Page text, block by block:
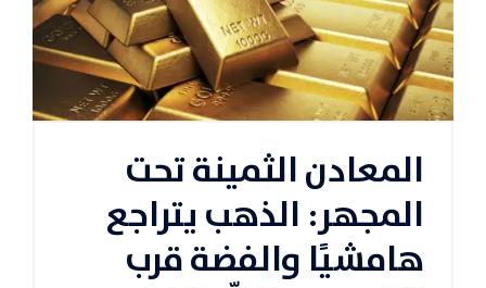
المعادن الثمينة تحت
المجهر: الذهب يتراجع
هامشيًا والفضة قرب